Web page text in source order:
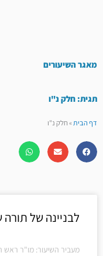
מאגר השיעורים
תגית: חלק נ"ו
דף הבית»חלק נ"ו
לבניינה של תורה
מעביר השיעור: מו"ר ראש